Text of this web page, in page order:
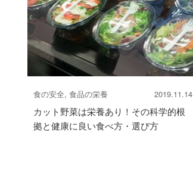
食の安全, 食品の栄養 2019.11.14
カット野菜は栄養あり！その科学的根
拠と健康に良い食べ方・選び方